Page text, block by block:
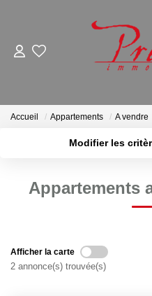
Avis De Valeur
Accueil Appartements A vendre
Modifier les
Surface min
Appartements
Afficher la carte
2 annonce(s) trouvée(s)